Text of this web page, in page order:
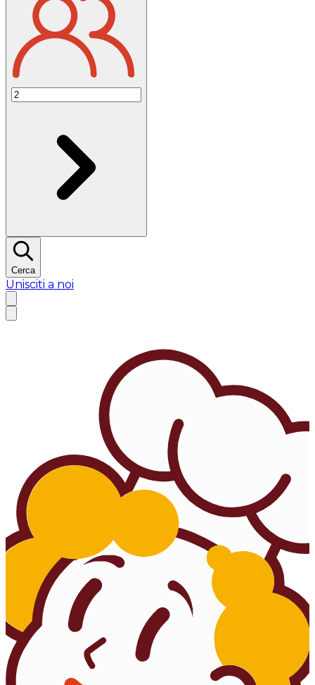
Cerca
Unisciti a noi